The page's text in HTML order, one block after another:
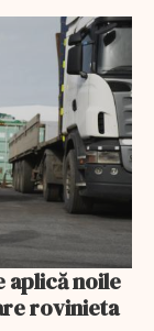
aplică noile
rovinieta